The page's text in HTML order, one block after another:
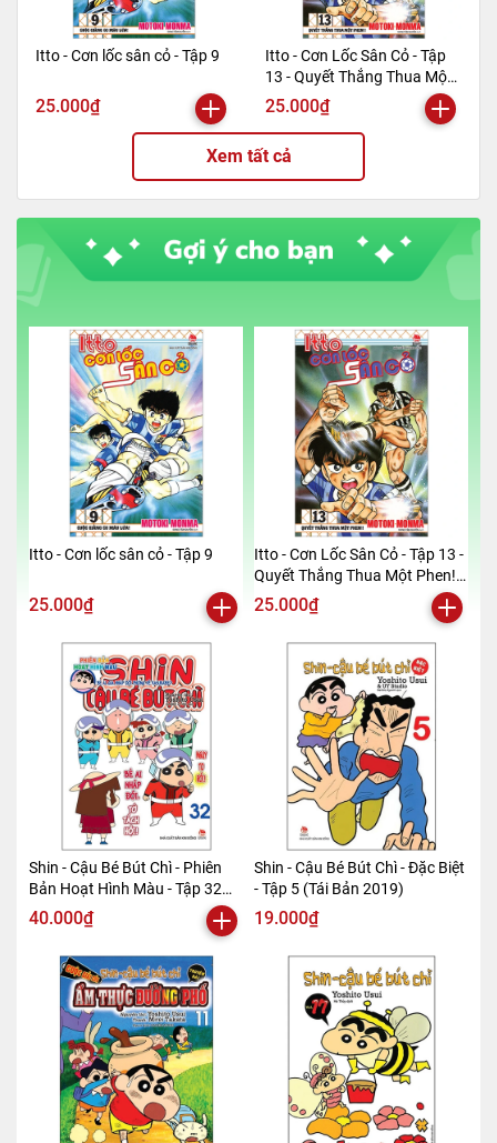
Itto - Cơn lốc sân cỏ - Tập 9
25.000₫
Itto - Cơn Lốc Sân Cỏ - Tập
13 - Quyết Thắng Thua Một
Phen!! (Tái Bản 2024)
25.000₫
Xem tất cả
Itto - Cơn lốc sân cỏ - Tập 9
25.000₫
Itto - Cơn Lốc Sân Cỏ - Tập 13 -
Quyết Thắng Thua Một Phen!!
(Tái Bản 2024)
25.000₫
Shin - Cậu Bé Bút Chì - Phiên
Bản Hoạt Hình Màu - Tập 32
(Tái Bản 2019)
40.000₫
Shin - Cậu Bé Bút Chì - Đặc Biệt
- Tập 5 (Tái Bản 2019)
19.000₫